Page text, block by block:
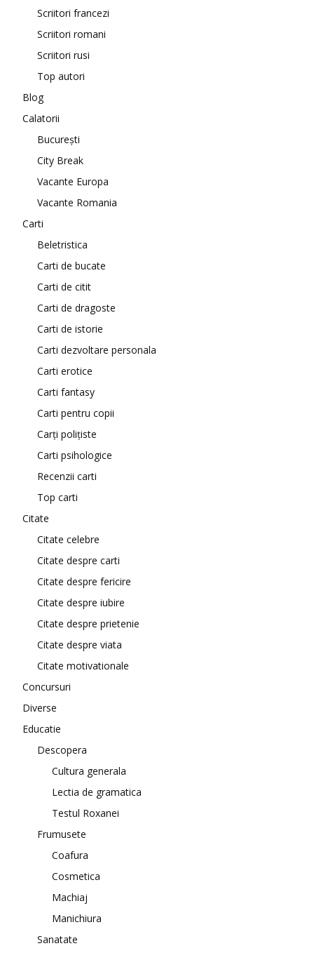
Scriitori francezi
Scriitori romani
Scriitori rusi
Top autori
Blog
Calatorii
București
City Break
Vacante Europa
Vacante Romania
Carti
Beletristica
Carti de bucate
Carti de citit
Carti de dragoste
Carti de istorie
Carti dezvoltare personala
Carti erotice
Carti fantasy
Carti pentru copii
Carți polițiste
Carti psihologice
Recenzii carti
Top carti
Citate
Citate celebre
Citate despre carti
Citate despre fericire
Citate despre iubire
Citate despre prietenie
Citate despre viata
Citate motivationale
Concursuri
Diverse
Educatie
Descopera
Cultura generala
Lectia de gramatica
Testul Roxanei
Frumusete
Coafura
Cosmetica
Machiaj
Manichiura
Sanatate